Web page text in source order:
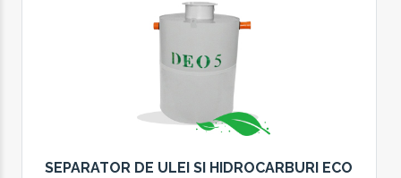
SEPARATOR DE ULEI SI HIDROCARBURI ECO